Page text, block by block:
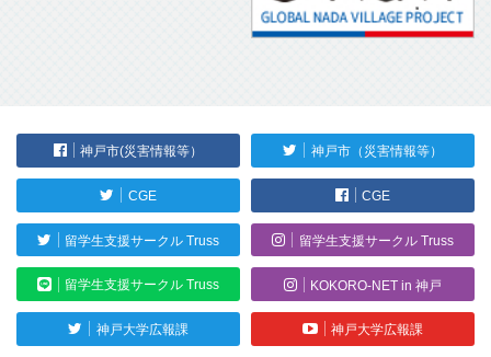
神戸市(災害情報等） 神戸市（災害情報等）
CGE CGE
留学生支援サークル Truss 留学生支援サークル Truss
留学生支援サークル Truss KOKORO-NET in 神戸
神戸大学広報課 神戸大学広報課